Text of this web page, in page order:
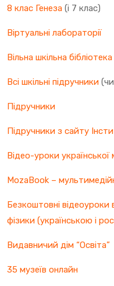
8 клас Генеза (і 7 клас)
Віртуальні лабораторії
Вільна шкільна бібліотека
Всі шкільні підручники
Підручники
Підручники з сайту
Відео-уроки української
MozaBook –
Безкоштовні
фізики (українською і
Видавничий дім “Освіта”
35 музеїв онлайн